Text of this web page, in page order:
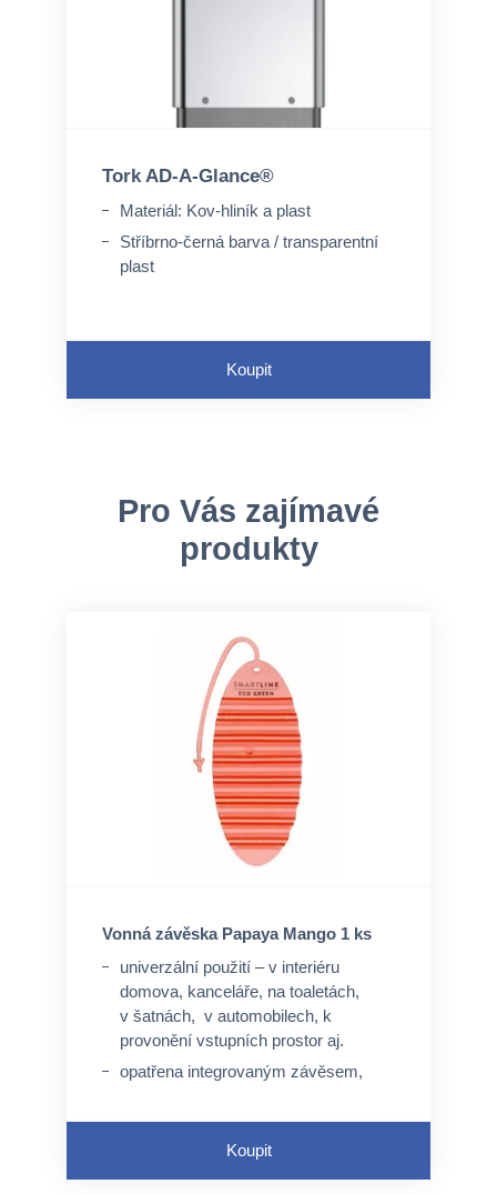
Tork AD-A-Glance®
Materiál: Kov-hliník a plast
Stříbrno-černá barva / transparentní
plast
Koupit
Pro Vás zajímavé
produkty
Vonná závěska Papaya Mango 1 ks
univerzální použití – v interiéru
domova, kanceláře, na toaletách,
v šatnách, v automobilech, k
provonění vstupních prostor aj.
opatřena integrovaným závěsem,
využít perforovaný otvor a pružný
neaktivuje se průtokem tekutin
Koupit